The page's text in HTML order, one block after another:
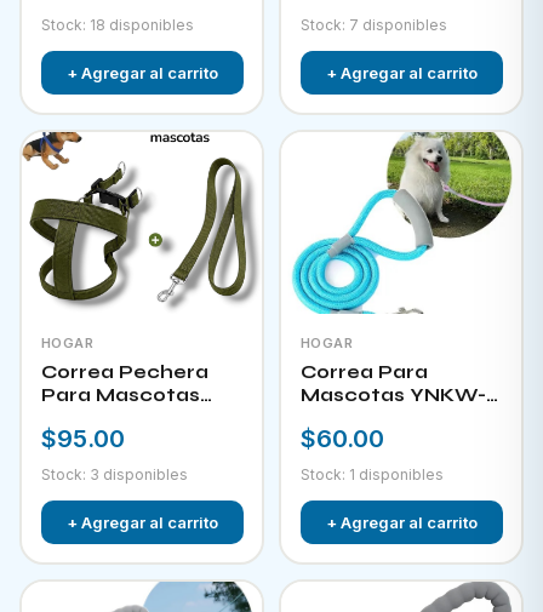
Stock: 18 disponibles
+ Agregar al carrito
Stock: 7 disponibles
+ Agregar al carrito
HOGAR
Correa Pechera
Para Mascotas
$95.00
Stock: 3 disponibles
+ Agregar al carrito
HOGAR
Correa Para
Mascotas YNKW-
$60.00
Stock: 1 disponibles
+ Agregar al carrito